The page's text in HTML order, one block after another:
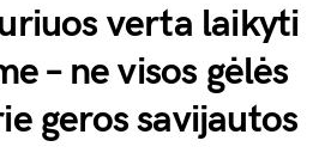
verta laikyti
– ne visos gėlės
geros savijautos